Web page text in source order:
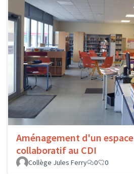
Aménagement d'un espace
collaboratif au CDI
Collège Jules Ferry
0 0